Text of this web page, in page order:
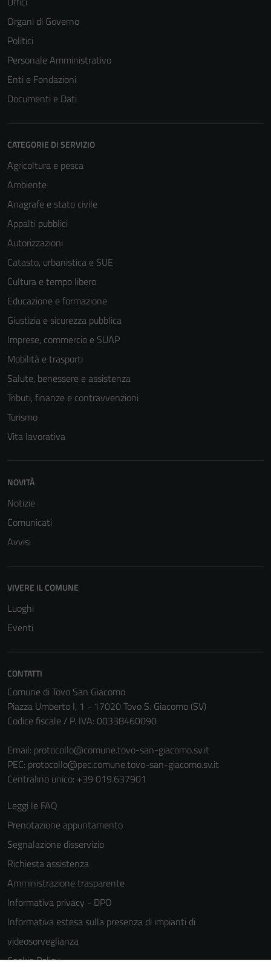
Organi di Governo
Politici
Personale Amministrativo
Enti e Fondazioni
Documenti e Dati
CATEGORIE DI SERVIZIO
Agricoltura e pesca
Ambiente
Anagrafe e stato civile
Appalti pubblici
Autorizzazioni
Catasto, urbanistica e SUE
Cultura e tempo libero
Educazione e formazione
Giustizia e sicurezza pubblica
Imprese, commercio e SUAP
Mobilità e trasporti
Salute, benessere e assistenza
Tributi, finanze e contravvenzioni
Turismo
Vita lavorativa
NOVITÀ
Notizie
Comunicati
Avvisi
VIVERE IL COMUNE
Luoghi
Eventi
CONTATTI
Comune di Tovo San Giacomo
Piazza Umberto I, 1 - 17020 Tovo S. Giacomo (SV)
Codice fiscale / P. IVA: 00338460090
Email: protocollo@comune.tovo-san-giacomo.sv.it
PEC: protocollo@pec.comune.tovo-san-giacomo.sv.it
Centralino unico: +39 019.637901
Leggi le FAQ
Prenotazione appuntamento
Segnalazione disservizio
Richiesta assistenza
Amministrazione trasparente
Informativa privacy - DPO
Informativa estesa sulla presenza di impianti di
videosorveglianza
Cookie Policy